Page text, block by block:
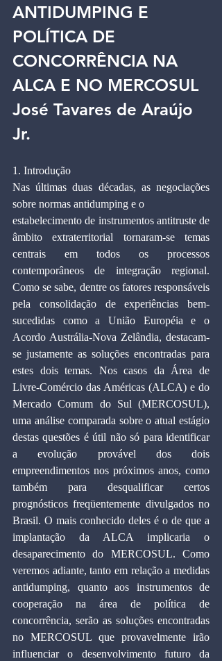
ANTIDUMPING E
POLÍTICA DE
CONCORRÊNCIA NA
ALCA E NO MERCOSUL
José Tavares de Araújo
Jr.
1. Introdução
Nas últimas duas décadas, as negociações
sobre normas antidumping e o
estabelecimento de instrumentos antitruste de
âmbito extraterritorial tornaram-se temas
centrais em todos os processos
contemporâneos de integração regional.
Como se sabe, dentre os fatores responsáveis
pela consolidação de experiências bem-
sucedidas como a União Européia e o
Acordo Austrália-Nova Zelândia, destacam-
se justamente as soluções encontradas para
estes dois temas. Nos casos da Área de
Livre-Comércio das Américas (ALCA) e do
Mercado Comum do Sul (MERCOSUL),
uma análise comparada sobre o atual estágio
destas questões é útil não só para identificar
a evolução provável dos dois
empreendimentos nos próximos anos, como
também para desqualificar certos
prognósticos freqüentemente divulgados no
Brasil. O mais conhecido deles é o de que a
implantação da ALCA implicaria o
desaparecimento do MERCOSUL. Como
veremos adiante, tanto em relação a medidas
antidumping, quanto aos instrumentos de
cooperação na área de política de
concorrência, serão as soluções encontradas
no MERCOSUL que provavelmente irão
influenciar o desenvolvimento futuro da